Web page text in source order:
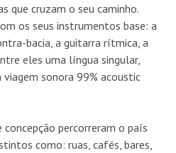
que cruzam o seu caminho.
os seus instrumentos base: a
bacia, a guitarra rítmica, a
eles uma língua singular,
sonora 99% acoustic
concepção percorreram o país
como: ruas, cafés, bares,